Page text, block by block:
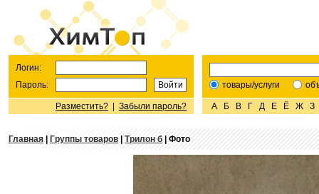
Логин:
Пароль:
Разместить? Забыли пароль?
товары/услуги
А Б В Г Д Е Ё Ж З
Главная Группы товаров|Трилон б| Фото